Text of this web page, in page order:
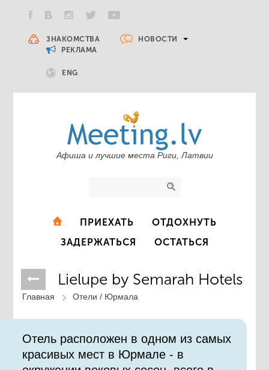
ЗНАКОМСТВА
НОВОСТИ
РЕКЛАМА
ENG
Афиша и лучшие места Риги, Латвии
ПРИЕХАТЬ
ОТДОХНУТЬ
ЗАДЕРЖАТЬСЯ
ОСТАТЬСЯ
Lielupe by Semarah Hotels
Главная Отели / Юрмала
Отель расположен в одном из самых
красивых мест в Юрмале - в